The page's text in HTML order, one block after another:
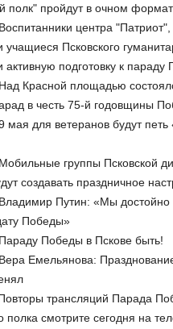
полк" пройдут в очном
центра "Патриот",
Псковского
активную подготовку к параду
Красной площадью
в честь 75-й годовщины
мая для ветеранов будут петь
группы Псковской
создавать праздничное
Путин: «Мы достойно
Победы»
Победы в Пскове быть!
Емельянова:
трансляций Парада
полка смотрите сегодня на